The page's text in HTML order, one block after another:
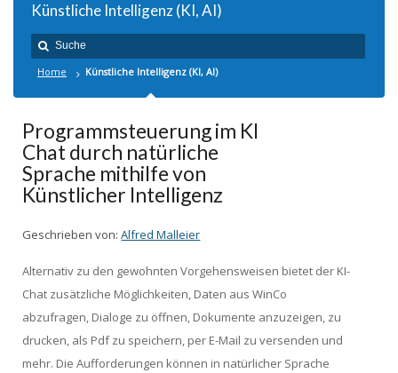
Künstliche Intelligenz (KI, AI)
Home Künstliche Intelligenz (KI, AI)
Programmsteuerung im KI
Chat durch natürliche
Sprache mithilfe von
Künstlicher Intelligenz
Geschrieben von: Alfred Malleier
Alternativ zu den gewohnten Vorgehensweisen bietet der KI-
Chat zusätzliche Möglichkeiten, Daten aus WinCo
abzufragen, Dialoge zu öffnen, Dokumente anzuzeigen, zu
drucken, als Pdf zu speichern, per E-Mail zu versenden und
mehr. Die Aufforderungen können in natürlicher Sprache